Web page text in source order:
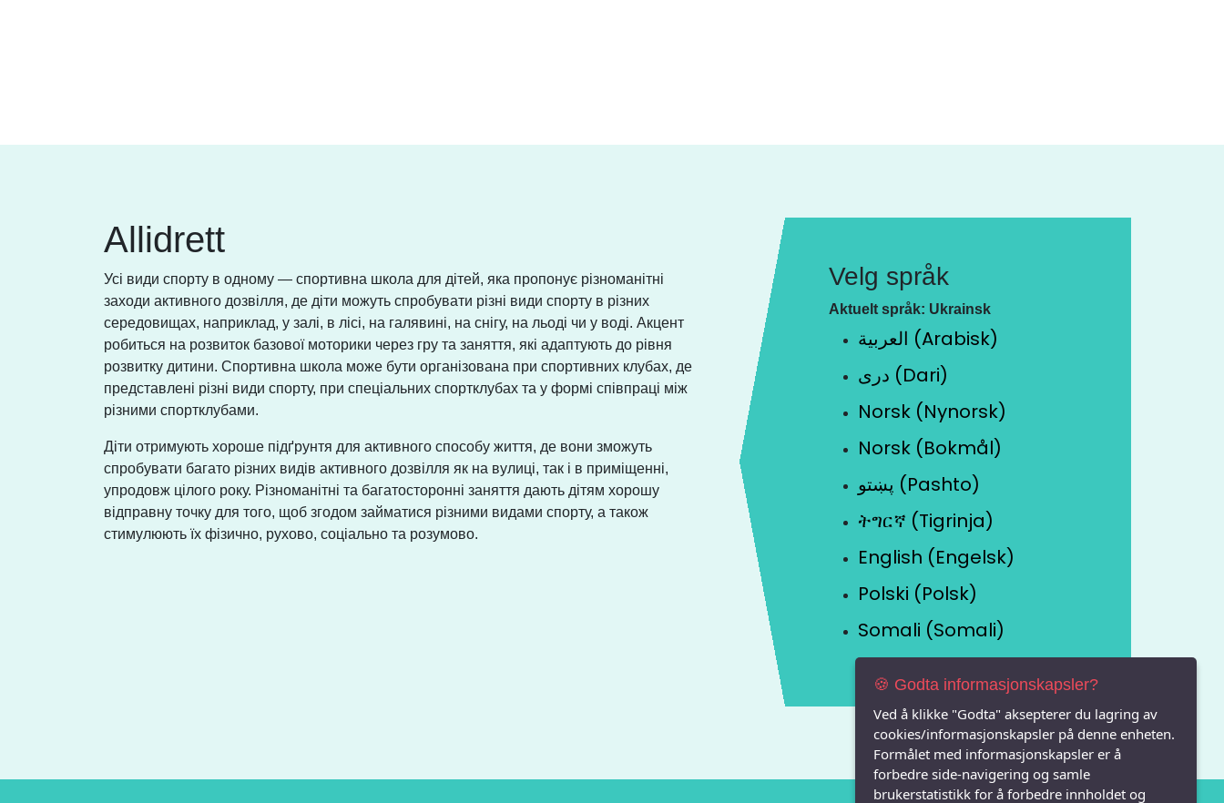
Allidrett
Усі види спорту в одному — спортивна школа для дітей, яка пропонує різноманітні
заходи активного дозвілля, де діти можуть спробувати різні види спорту в різних
середовищах, наприклад, у залі, в лісі, на галявині, на снігу, на льоді чи у воді. Акцент
робиться на розвиток базової моторики через гру та заняття, які адаптують до рівня
розвитку дитини. Спортивна школа може бути організована при спортивних клубах, де
представлені різні види спорту, при спеціальних спортклубах та у формі співпраці між
різними спортклубами.
Діти отримують хороше підґрунтя для активного способу життя, де вони зможуть
спробувати багато різних видів активного дозвілля як на вулиці, так і в приміщенні,
упродовж цілого року. Різноманітні та багатосторонні заняття дають дітям хорошу
відправну точку для того, щоб згодом займатися різними видами спорту, а також
стимулюють їх фізично, рухово, соціально та розумово.
Velg språk
Aktuelt språk: Ukrainsk
العربية (Arabisk)
دری (Dari)
Norsk (Nynorsk)
Norsk (Bokmål)
پښتو (Pashto)
ትግርኛ (Tigrinja)
English (Engelsk)
Polski (Polsk)
Somali (Somali)
🍪 Godta informasjonskapsler?
Ved å klikke "Godta" aksepterer du lagring av
cookies/informasjonskapsler på denne enheten.
Formålet med informasjonskapsler er å
forbedre side-navigering og samle
brukerstatistikk for å forbedre innholdet og